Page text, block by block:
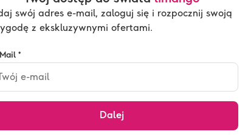
swój adres e-mail, zaloguj się i rozpocznij swoją
z ekskluzywnymi ofertami.
*
Dalej